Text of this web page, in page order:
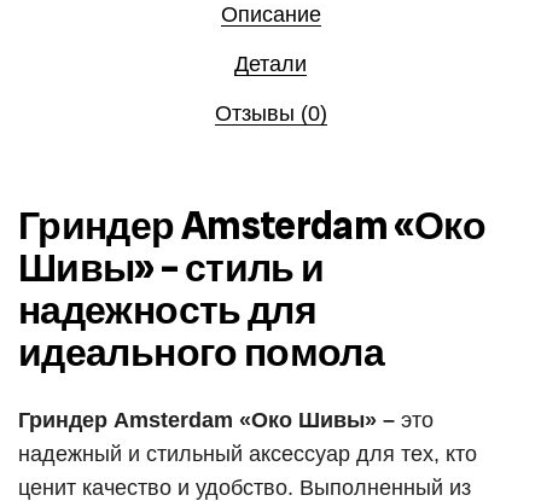
Описание
Детали
Отзывы (0)
Гриндер Amsterdam «Око
Шивы» – стиль и
надежность для
идеального помола
Гриндер Amsterdam «Око Шивы» – это
надежный и стильный аксессуар для тех, кто
ценит качество и удобство. Выполненный из